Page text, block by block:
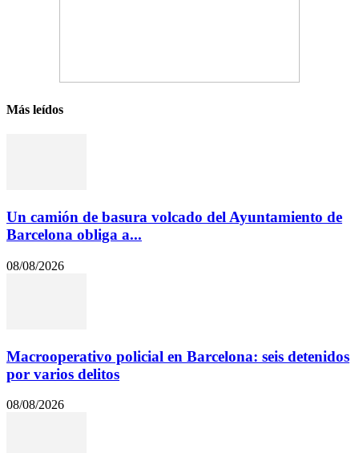
Más leídos
Un camión de basura volcado del Ayuntamiento de
Barcelona obliga a...
08/08/2026
Macrooperativo policial en Barcelona: seis detenidos
por varios delitos
08/08/2026